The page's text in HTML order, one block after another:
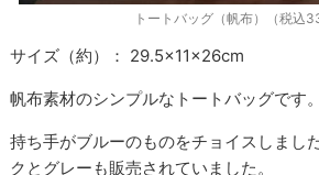
トートバッグ（帆布）（税込
サイズ（約）： 29.5×11×26cm
帆布素材のシンプルなトートバッグです。
持ち手がブルーのものをチョイスしまし
クとグレーも販売されていました。